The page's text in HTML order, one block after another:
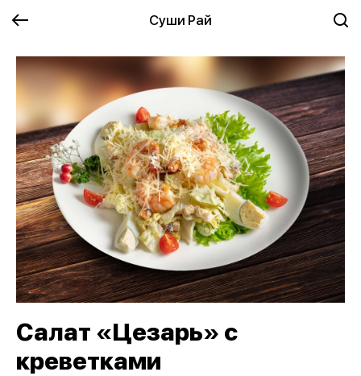
Суши Рай
Салат «Цезарь» с
креветками